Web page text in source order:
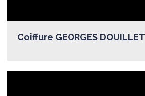
Coiffure GEORGES DOUILLET